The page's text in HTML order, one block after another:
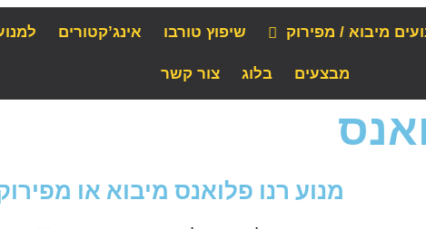
מיבוא / מפירוק שיפוץ טורבו אינג’קטורים
מבצעים בלוג צור קשר
מנוע רנו פלואנס מיבוא או